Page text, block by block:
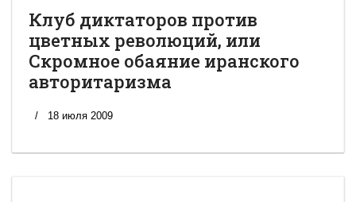
Клуб диктаторов против
цветных революций, или
Скромное обаяние иранского
авторитаризма
18 июля 2009